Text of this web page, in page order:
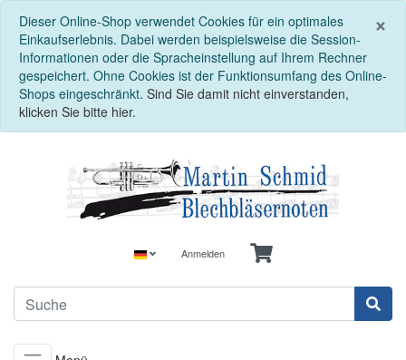
×
Dieser Online-Shop verwendet Cookies für ein optimales
Einkaufserlebnis. Dabei werden beispielsweise die Session-
Informationen oder die Spracheinstellung auf Ihrem Rechner
gespeichert. Ohne Cookies ist der Funktionsumfang des Online-
Shops eingeschränkt. Sind Sie damit nicht einverstanden,
klicken Sie bitte hier.
Anmelden